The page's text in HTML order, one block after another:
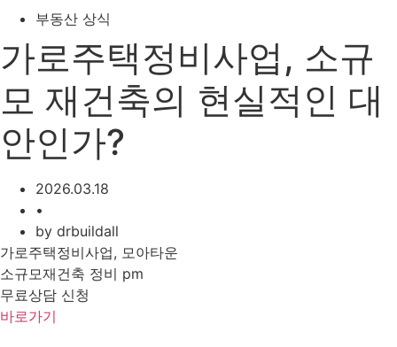
부동산 상식
가로주택정비사업, 소규
모 재건축의 현실적인 대
안인가?
2026.03.18
•
by drbuildall
가로주택정비사업, 모아타운
소규모재건축 정비 pm
무료상담 신청
바로가기